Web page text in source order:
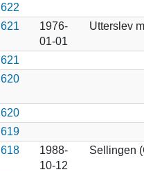
622
621
1976-
01-01
Utterslev
621
620
620
619
618
1988-
10-12
Sellingen